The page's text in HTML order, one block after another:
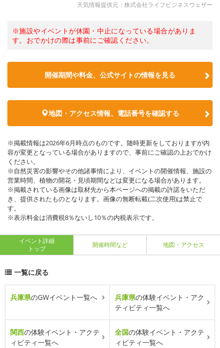
天気情報提供元：株式会社ライフビジネスウェザー
※施設やイベントが休園・中止になっている場合がありま
す。おでかけの際は事前にご確認ください。
開催期間や料金、公式サイトの情報を見る
地図・アクセス情報、電話番号を確認する
※掲載情報は2026年6月時点のものです。随時更新をしておりますが内
容が変更となっている場合がありますので、事前にご確認の上おでかけ
ください。
※自然災害の影響やその他諸事情により、イベントの開催情報、施設の
営業時間、植物の開花・見頃期間などは変更になる場合があります。
※掲載されている画像は取材先から本ページへの掲載の許諾をいただ
き、提供されたものとなります。画像の無断転載(二次使用)は禁止で
す。
※表示料金は消費税8％ないし10％の内税表示です。
イベント詳細
トップ
開催時間など 地図・アクセス
一覧に戻る
兵庫県のGWイベント一覧へ 兵庫県の体験イベント・アク
ティビティ一覧へ
関西の体験イベント・アクテ
ィビティ一覧へ
全国の体験イベント・アクテ
ィビティ一覧へ